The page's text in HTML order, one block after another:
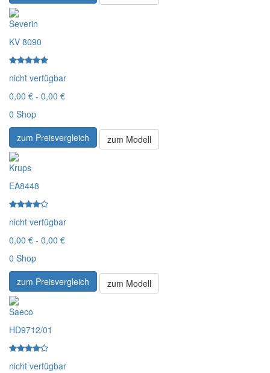
Severin
KV 8090
nicht verfügbar
0,00 € - 0,00 €
0 Shop
zum Preisvergleich
zum Modell
Krups
EA8448
nicht verfügbar
0,00 € - 0,00 €
0 Shop
zum Preisvergleich
zum Modell
Saeco
HD9712/01
nicht verfügbar